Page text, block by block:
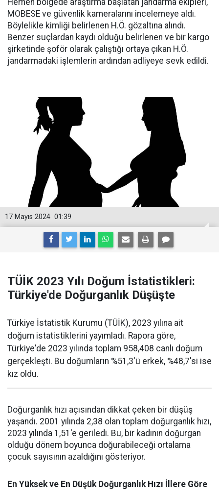
Hemen bölgede araştırma başlatan jandarma ekipleri,
MOBESE ve güvenlik kameralarını incelemeye aldı.
Böylelikle kimliği belirlenen H.Ö. gözaltına alındı.
Benzer suçlardan kaydı olduğu belirlenen ve bir kargo
şirketinde şoför olarak çalıştığı ortaya çıkan H.Ö.
jandarmadaki işlemlerin ardından adliyeye sevk edildi.
01:39
17 Mayıs 2024
TÜİK 2023 Yılı Doğum İstatistikleri:
Türkiye'de Doğurganlık Düşüşte
Türkiye İstatistik Kurumu (TÜİK), 2023 yılına ait
doğum istatistiklerini yayımladı. Rapora göre,
Türkiye'de 2023 yılında toplam 958,408 canlı doğum
gerçekleşti. Bu doğumların %51,3'ü erkek, %48,7'si ise
kız oldu.
Doğurganlık hızı açısından dikkat çeken bir düşüş
yaşandı. 2001 yılında 2,38 olan toplam doğurganlık hızı,
2023 yılında 1,51'e geriledi. Bu, bir kadının doğurgan
olduğu dönem boyunca doğurabileceği ortalama
çocuk sayısının azaldığını gösteriyor.
En Yüksek ve En Düşük Doğurganlık Hızı İllere Göre